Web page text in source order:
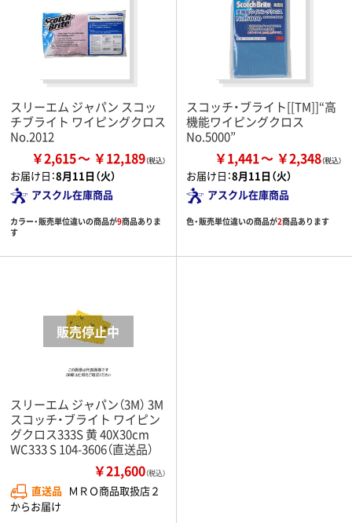
スリーエム ジャパン スコッ
チブライト ワイピングクロス
No.2012
￥2,615 ￥12,189
お届け日：8月11日（火）
アスクル在庫商品
カラー・販売単位違いの商品が9商品ありま
す
スコッチ・ブライト[[TM]]“高
機能ワイピングクロス
No.5000”
￥1,441 ￥2,348
お届け日：8月11日（火）
アスクル在庫商品
色・販売単位違いの商品が2商品あります
スリーエム ジャパン（3M） 3M
スコッチ・ブライト ワイピン
グクロス333S 黄 40X30cm
WC333 S 104-3606（直送品）
￥21,600（税込）
直送品 ＭＲＯ商品取扱店２
からお届け